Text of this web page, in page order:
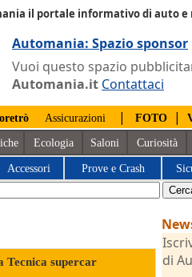
il portale informativo di auto e
Automania: Spazio sponsor
Vuoi questo spazio
Automania.it Contattaci
Assicurazioni | FOTO |
Ecologia Saloni Curiosità
Accessori Prove e Crash
Tecnica supercar
di